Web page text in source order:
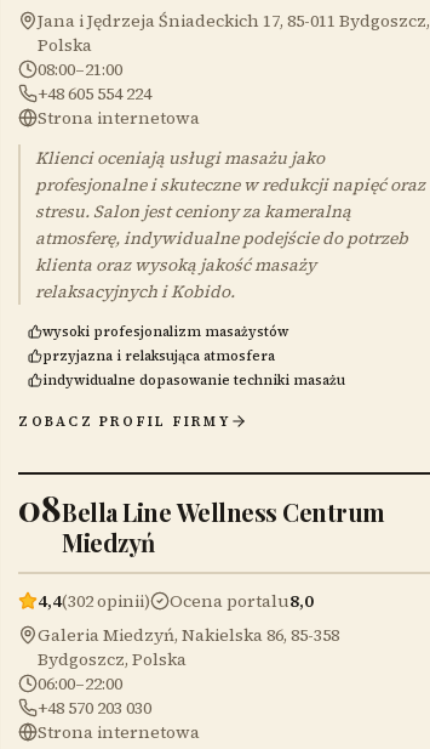
Jana i Jędrzeja Śniadeckich 17, 85-011 Bydgoszcz,
Polska
08:00–21:00
+48 605 554 224
Strona internetowa
Klienci oceniają usługi masażu jako
profesjonalne i skuteczne w redukcji napięć oraz
stresu. Salon jest ceniony za kameralną
atmosferę, indywidualne podejście do potrzeb
klienta oraz wysoką jakość masaży
relaksacyjnych i Kobido.
wysoki profesjonalizm masażystów
przyjazna i relaksująca atmosfera
indywidualne dopasowanie techniki masażu
ZOBACZ PROFIL FIRMY
08Bella Line Wellness Centrum
Miedzyń
4,4(302 opinii) Ocena portalu8,0
Galeria Miedzyń, Nakielska 86, 85-358
Bydgoszcz, Polska
06:00–22:00
+48 570 203 030
Strona internetowa